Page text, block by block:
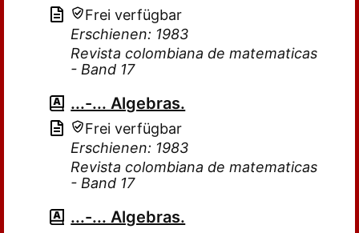
Frei verfügbar
Erschienen: 1983
Revista colombiana de matematicas
- Band 17
...-... Algebras.
Frei verfügbar
Erschienen: 1983
Revista colombiana de matematicas
- Band 17
...-... Algebras.